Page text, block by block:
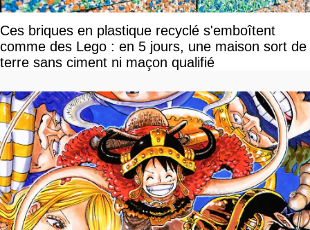
Ces briques en plastique recyclé s'emboîtent
comme des Lego : en 5 jours, une maison sort de
terre sans ciment ni maçon qualifié